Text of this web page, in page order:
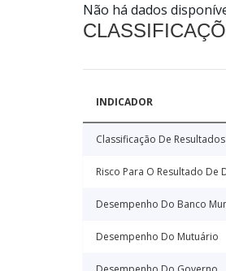
Não há dados
INDICADOR
Classificação De Resultados
Risco Para O Resultado De
Desempenho Do Banco
Desempenho Do Mutuário